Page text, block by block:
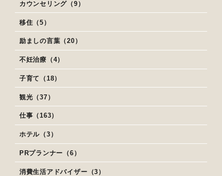
カウンセリング（9）
移住（5）
励ましの言葉（20）
不妊治療（4）
子育て（18）
観光（37）
仕事（163）
ホテル（3）
PRプランナー（6）
消費生活アドバイザー（3）